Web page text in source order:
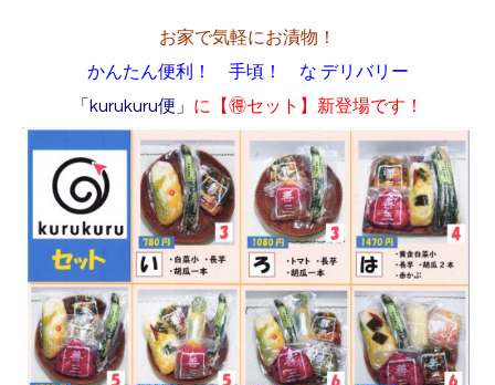
お家で気軽にお漬物！
かんたん便利！ 手頃！ な デリバリー
「kurukuru便」 に【🉐セット】新登場です！